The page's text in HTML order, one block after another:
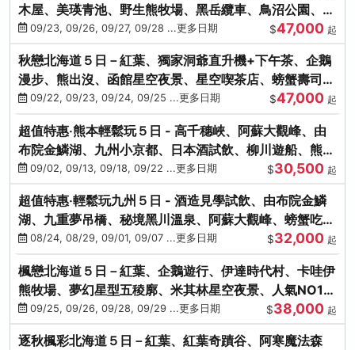
木屋、美瑛青池、野生熊牧場、黑岳纜車、鳥沼公園、紅
葉奇蹟谷、螃蟹吃到飽
09/23, 09/26, 09/27, 09/28 ...更多日期 $47,000 起
秋戀北海道５日－紅葉、獨家洞爺直升機+下午茶、企鵝
漫步、熊出沒、函館星空夜景、星空喫茶店、螃蟹壽司、
海膽、三大螃蟹放題
09/22, 09/23, 09/24, 09/25 ...更多日期 $47,000 起
超值特惠‧熊本輕鬆玩５日 - 高千穗峽、阿蘇大觀峰、由
布院金鱗湖、九州小京都、日本酒試飲、柳川遊船、熊本
城、熊本AEON
09/02, 09/13, 09/18, 09/22 ...更多日期 $30,500 起
超值特惠‧輕鬆玩九州５日 - 酒造見學試飲、由布院金鱗
湖、九重夢吊橋、秘境黑川溫泉、阿蘇大觀峰、螃蟹吃到
飽08/24, 08/29, 09/01, 09/07 ...更多日期 $32,000 起
楓戀北海道５日－紅葉、企鵝遊行、伊達時代村、卡哇伊
熊牧場、夢幻星型五稜廓、米其林星空夜景、人氣NO1小
丑漢堡、洞爺花火
09/25, 09/26, 09/28, 09/29 ...更多日期 $38,000 起
逐秋楓彩北海道５日－紅葉、紅葉奇蹟谷、阿寒魔法森